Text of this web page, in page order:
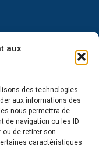
aux
des technologies
aux informations des
nous permettra de
de navigation ou les ID
de retirer son
caractéristiques